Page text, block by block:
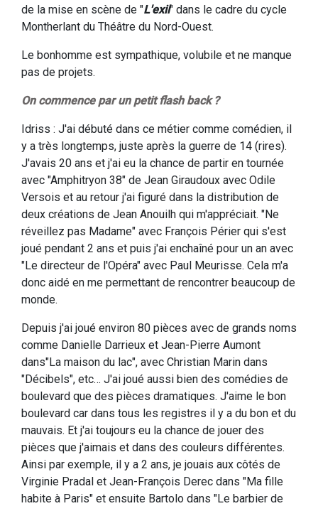
de la mise en scène de "L'exil" dans le cadre du cycle
Montherlant du Théâtre du Nord-Ouest.
Le bonhomme est sympathique, volubile et ne manque
pas de projets.
On commence par un petit flash back ?
Idriss : J'ai débuté dans ce métier comme comédien, il
y a très longtemps, juste après la guerre de 14 (rires).
J'avais 20 ans et j'ai eu la chance de partir en tournée
avec "Amphitryon 38" de Jean Giraudoux avec Odile
Versois et au retour j'ai figuré dans la distribution de
deux créations de Jean Anouilh qui m'appréciait. "Ne
réveillez pas Madame" avec François Périer qui s'est
joué pendant 2 ans et puis j'ai enchaîné pour un an avec
"Le directeur de l'Opéra" avec Paul Meurisse. Cela m'a
donc aidé en me permettant de rencontrer beaucoup de
monde.
Depuis j'ai joué environ 80 pièces avec de grands noms
comme Danielle Darrieux et Jean-Pierre Aumont
dans"La maison du lac", avec Christian Marin dans
"Décibels", etc… J'ai joué aussi bien des comédies de
boulevard que des pièces dramatiques. J'aime le bon
boulevard car dans tous les registres il y a du bon et du
mauvais. Et j'ai toujours eu la chance de jouer des
pièces que j'aimais et dans des couleurs différentes.
Ainsi par exemple, il y a 2 ans, je jouais aux côtés de
Virginie Pradal et Jean-François Derec dans "Ma fille
habite à Paris" et ensuite Bartolo dans "Le barbier de